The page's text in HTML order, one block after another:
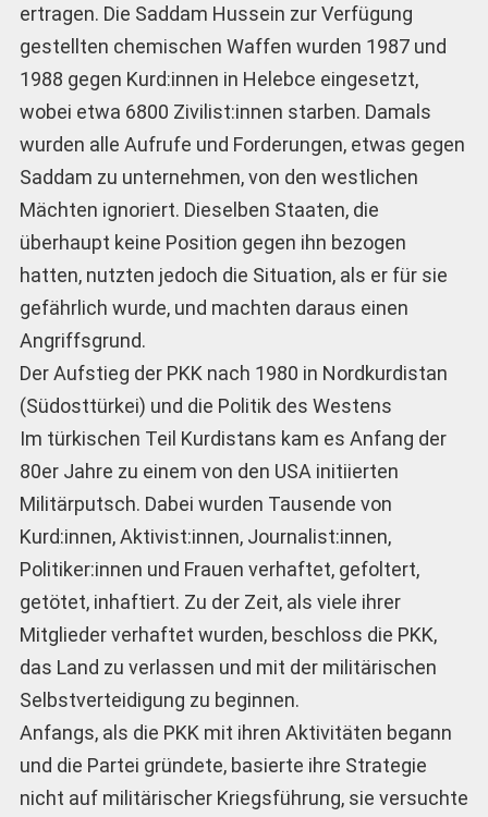
ertragen. Die Saddam Hussein zur Verfügung
gestellten chemischen Waffen wurden 1987 und
1988 gegen Kurd:innen in Helebce eingesetzt,
wobei etwa 6800 Zivilist:innen starben. Damals
wurden alle Aufrufe und Forderungen, etwas gegen
Saddam zu unternehmen, von den westlichen
Mächten ignoriert. Dieselben Staaten, die
überhaupt keine Position gegen ihn bezogen
hatten, nutzten jedoch die Situation, als er für sie
gefährlich wurde, und machten daraus einen
Angriffsgrund.
Der Aufstieg der PKK nach 1980 in Nordkurdistan
(Südosttürkei) und die Politik des Westens
Im türkischen Teil Kurdistans kam es Anfang der
80er Jahre zu einem von den USA initiierten
Militärputsch. Dabei wurden Tausende von
Kurd:innen, Aktivist:innen, Journalist:innen,
Politiker:innen und Frauen verhaftet, gefoltert,
getötet, inhaftiert. Zu der Zeit, als viele ihrer
Mitglieder verhaftet wurden, beschloss die PKK,
das Land zu verlassen und mit der militärischen
Selbstverteidigung zu beginnen.
Anfangs, als die PKK mit ihren Aktivitäten begann
und die Partei gründete, basierte ihre Strategie
nicht auf militärischer Kriegsführung, sie versuchte